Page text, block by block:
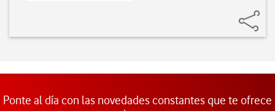
Ponte al día con las novedades constantes que te ofrece